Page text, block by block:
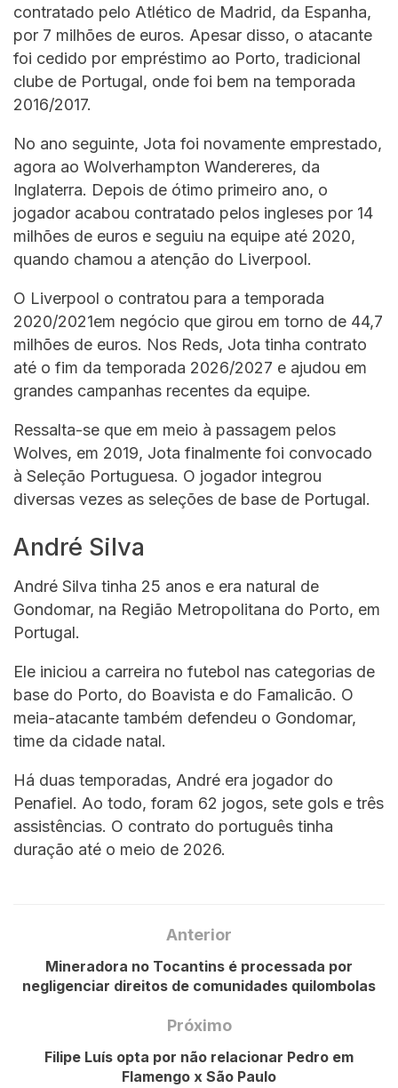
contratado pelo Atlético de Madrid, da Espanha,
por 7 milhões de euros. Apesar disso, o atacante
foi cedido por empréstimo ao Porto, tradicional
clube de Portugal, onde foi bem na temporada
2016/2017.
No ano seguinte, Jota foi novamente emprestado,
agora ao Wolverhampton Wandereres, da
Inglaterra. Depois de ótimo primeiro ano, o
jogador acabou contratado pelos ingleses por 14
milhões de euros e seguiu na equipe até 2020,
quando chamou a atenção do Liverpool.
O Liverpool o contratou para a temporada
2020/2021em negócio que girou em torno de 44,7
milhões de euros. Nos Reds, Jota tinha contrato
até o fim da temporada 2026/2027 e ajudou em
grandes campanhas recentes da equipe.
Ressalta-se que em meio à passagem pelos
Wolves, em 2019, Jota finalmente foi convocado
à Seleção Portuguesa. O jogador integrou
diversas vezes as seleções de base de Portugal.
André Silva
André Silva tinha 25 anos e era natural de
Gondomar, na Região Metropolitana do Porto, em
Portugal.
Ele iniciou a carreira no futebol nas categorias de
base do Porto, do Boavista e do Famalicão. O
meia-atacante também defendeu o Gondomar,
time da cidade natal.
Há duas temporadas, André era jogador do
Penafiel. Ao todo, foram 62 jogos, sete gols e três
assistências. O contrato do português tinha
duração até o meio de 2026.
Anterior
Mineradora no Tocantins é processada por
negligenciar direitos de comunidades quilombolas
Próximo
Filipe Luís opta por não relacionar Pedro em
Flamengo x São Paulo